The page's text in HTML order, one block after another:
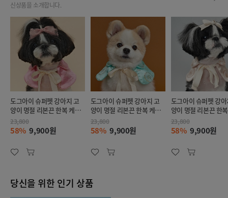
신상품을 소개합니다.
도그아이 슈퍼펫 강아지 고
양이 명절 리본끈 한복 케이
프 핑크 (M)
23,800
58% 9,900원
도그아이 슈퍼펫 강아지 고
양이 명절 리본끈 한복 케이
프 민트 (M)
23,800
58% 9,900원
도그아이 슈퍼펫 강
양이 명절 리본끈 한
프 아이보리 (M)
23,800
58% 9,900원
당신을 위한 인기 상품